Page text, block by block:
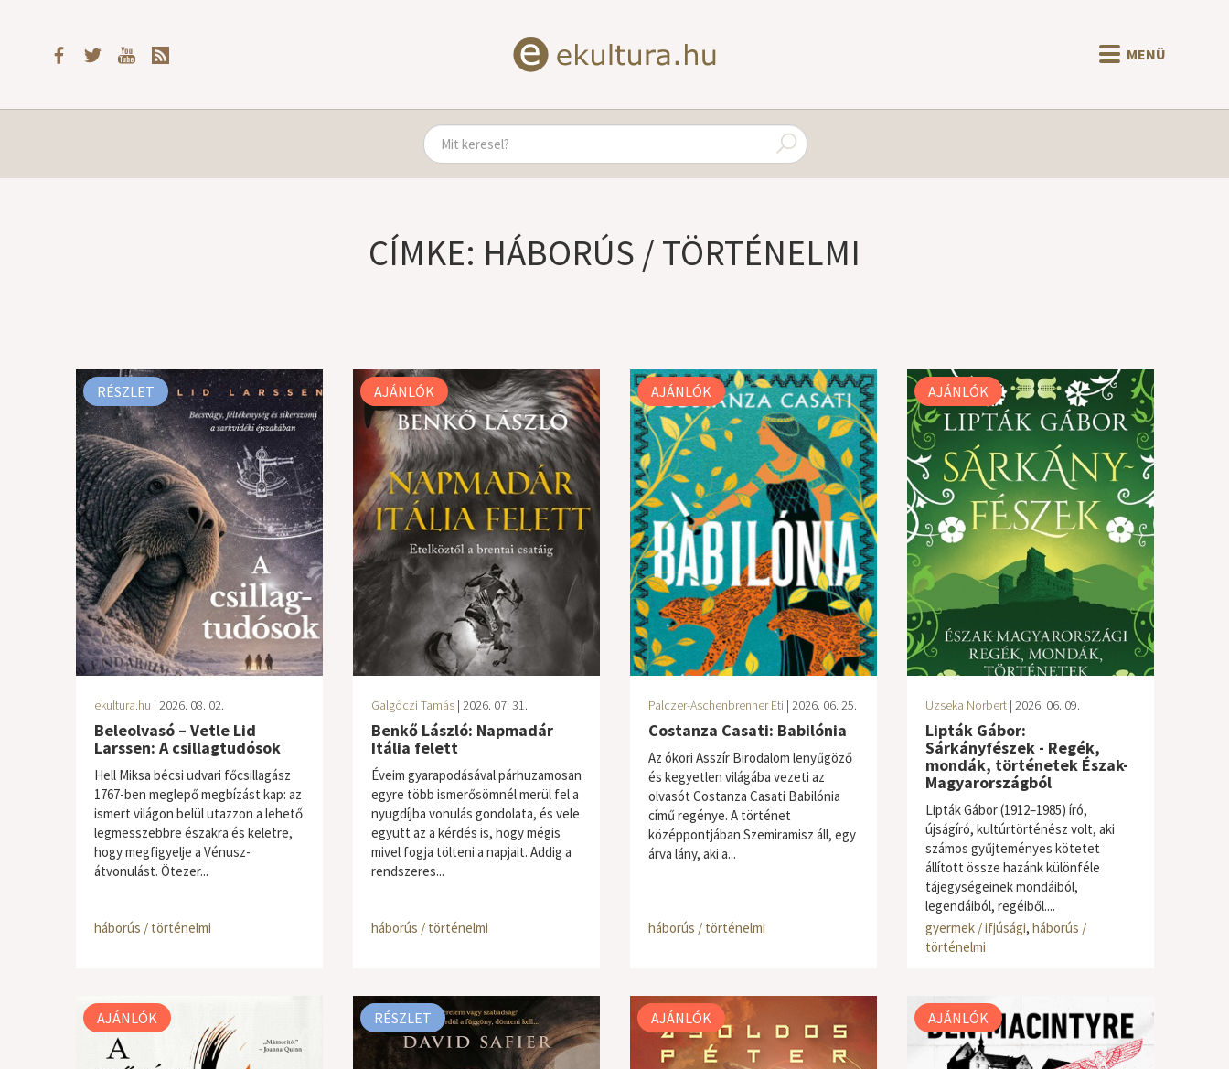
MENÜ
CÍMKE: HÁBORÚS / TÖRTÉNELMI
RÉSZLET
ekultura.hu | 2026. 08. 02.
Beleolvasó – Vetle Lid
Larssen: A csillagtudósok
Hell Miksa bécsi udvari főcsillagász
1767-ben meglepő megbízást kap: az
ismert világon belül utazzon a lehető
legmesszebbre északra és keletre,
hogy megfigyelje a Vénusz-
átvonulást. Ötezer...
háborús / történelmi
AJÁNLÓK
Galgóczi Tamás| 2026. 07. 31.
Benkő László: Napmadár
Itália felett
Éveim gyarapodásával párhuzamosan
egyre több ismerősömnél merül fel a
nyugdíjba vonulás gondolata, és vele
együtt az a kérdés is, hogy mégis
mivel fogja tölteni a napjait. Addig a
rendszeres...
háborús / történelmi
AJÁNLÓK
Palczer-Aschenbrenner Eti | 2026. 06. 25.
Costanza Casati: Babilónia
Az ókori Asszír Birodalom lenyűgöző
és kegyetlen világába vezeti az
olvasót Costanza Casati Babilónia
című regénye. A történet
középpontjában Szemiramisz áll, egy
árva lány, aki a...
háborús / történelmi
AJÁNLÓK
Uzseka Norbert| 2026. 06. 09.
Lipták Gábor:
Sárkányfészek - Regék,
mondák, történetek Észak-
Magyarországból
Lipták Gábor (1912–1985) író,
újságíró, kultúrtörténész volt, aki
számos gyűjteményes kötetet
állított össze hazánk különféle
tájegységeinek mondáiból,
legendáiból, regéiből....
gyermek / ifjúsági, háborús /
történelmi
AJÁNLÓK RÉSZLET AJÁNLÓK AJÁNLÓK